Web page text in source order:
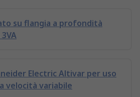
su flangia a profondità
Electric Altivar per uso
velocità variabile